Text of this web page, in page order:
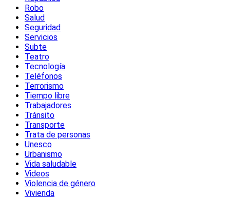
Robo
Salud
Seguridad
Servicios
Subte
Teatro
Tecnología
Teléfonos
Terrorismo
Tiempo libre
Trabajadores
Tránsito
Transporte
Trata de personas
Unesco
Urbanismo
Vida saludable
Videos
Violencia de género
Vivienda